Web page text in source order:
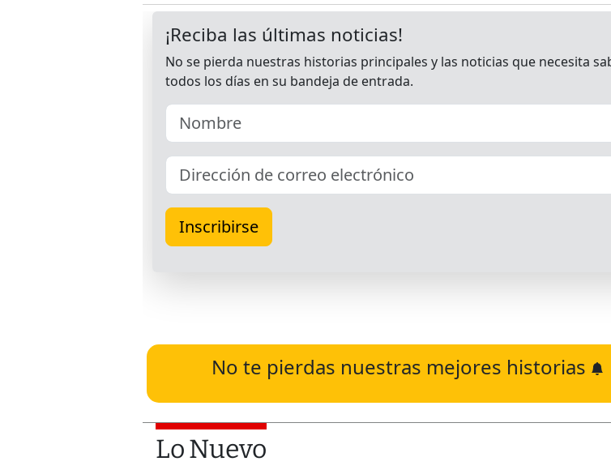
No te pierdas nuestras mejores historias
Lo Nuevo